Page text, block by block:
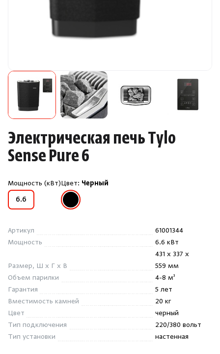
Запчасти
Отопление
Для хаммама
Ароматы
Душевые поддоны и системы слива
Инфракрасные сауны
Лёдогенераторы
Пародушевые
Электрическая печь Tylo
Sense Pure 6
Мощность (кВт)
6.6
Цвет: Черный
Черный
Артикул
61001344
Мощность
6.6 кВт
Размер, Ш x Г x В
431 x 337 x
559 мм
Объем парилки
4-8 м³
Гарантия
5 лет
Вместимость камней
20 кг
Цвет
черный
Тип подключения
220/380 вольт
Тип установки
настенная